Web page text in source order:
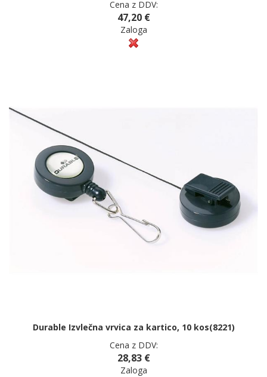
Cena z DDV:
47,20 €
Zaloga
Durable Izvlečna vrvica za kartico, 10 kos(8221)
Cena z DDV:
28,83 €
Zaloga